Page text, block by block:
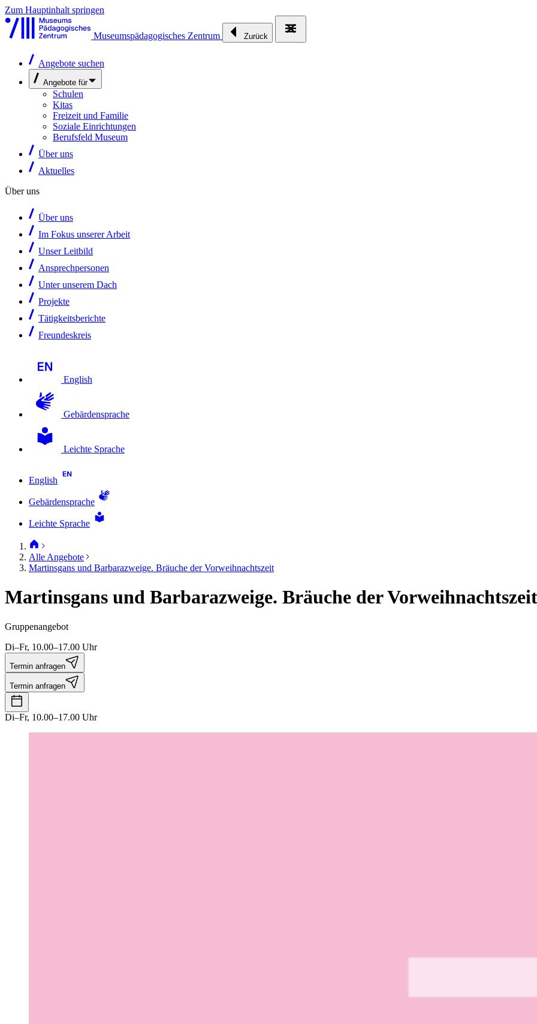
Zum Hauptinhalt springen
Museumspädagogisches Zentrum Zurück
Angebote suchen
Angebote für
Schulen
Kitas
Freizeit und Familie
Soziale Einrichtungen
Berufsfeld Museum
Über uns
Aktuelles
Über uns
Über uns
Im Fokus unserer Arbeit
Unser Leitbild
Ansprechpersonen
Unter unserem Dach
Projekte
Tätigkeitsberichte
Freundeskreis
English
Gebärdensprache
Leichte Sprache
English
Gebärdensprache
Leichte Sprache
Alle Angebote
Martinsgans und Barbarazweige. Bräuche der Vorweihnachtszeit
Martinsgans und Barbarazweige. Bräuche der Vorweihnachtszeit
Gruppenangebot
Di–Fr, 10.00–17.00 Uhr
Termin anfragen
Termin anfragen
Di–Fr, 10.00–17.00 Uhr